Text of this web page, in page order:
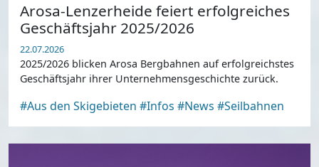
Arosa-Lenzerheide feiert erfolgreiches
Geschäftsjahr 2025/2026
22.07.2026
2025/2026 blicken Arosa Bergbahnen auf erfolgreichstes
Geschäftsjahr ihrer Unternehmensgeschichte zurück.
#Aus den Skigebieten #Infos #News #Seilbahnen